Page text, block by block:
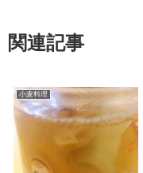
関連記事
小麦料理